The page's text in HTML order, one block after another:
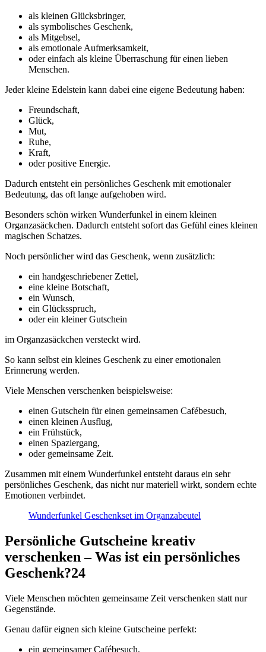
als kleinen Glücksbringer,
als symbolisches Geschenk,
als Mitgebsel,
als emotionale Aufmerksamkeit,
oder einfach als kleine Überraschung für einen lieben
Menschen.
Jeder kleine Edelstein kann dabei eine eigene Bedeutung haben:
Freundschaft,
Glück,
Mut,
Ruhe,
Kraft,
oder positive Energie.
Dadurch entsteht ein persönliches Geschenk mit emotionaler
Bedeutung, das oft lange aufgehoben wird.
Besonders schön wirken Wunderfunkel in einem kleinen
Organzasäckchen. Dadurch entsteht sofort das Gefühl eines kleinen
magischen Schatzes.
Noch persönlicher wird das Geschenk, wenn zusätzlich:
ein handgeschriebener Zettel,
eine kleine Botschaft,
ein Wunsch,
ein Glücksspruch,
oder ein kleiner Gutschein
im Organzasäckchen versteckt wird.
So kann selbst ein kleines Geschenk zu einer emotionalen
Erinnerung werden.
Viele Menschen verschenken beispielsweise:
einen Gutschein für einen gemeinsamen Cafébesuch,
einen kleinen Ausflug,
ein Frühstück,
einen Spaziergang,
oder gemeinsame Zeit.
Zusammen mit einem Wunderfunkel entsteht daraus ein sehr
persönliches Geschenk, das nicht nur materiell wirkt, sondern echte
Emotionen verbindet.
Wunderfunkel Geschenkset im Organzabeutel
Persönliche Gutscheine kreativ
verschenken – Was ist ein persönliches
Geschenk?24
Viele Menschen möchten gemeinsame Zeit verschenken statt nur
Gegenstände.
Genau dafür eignen sich kleine Gutscheine perfekt:
ein gemeinsamer Cafébesuch,